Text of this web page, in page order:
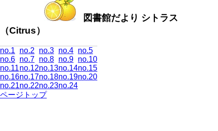
図書館だより シトラス
（Citrus）
no.1 no.2 no.3 no.4 no.5
no.6 no.7 no.8 no.9 no.10
no.11no.12no.13no.14no.15
no.16no.17no.18no.19no.20
no.21no.22no.23no.24
ページトップ